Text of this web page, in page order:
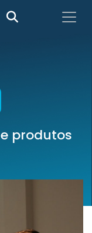
produtos